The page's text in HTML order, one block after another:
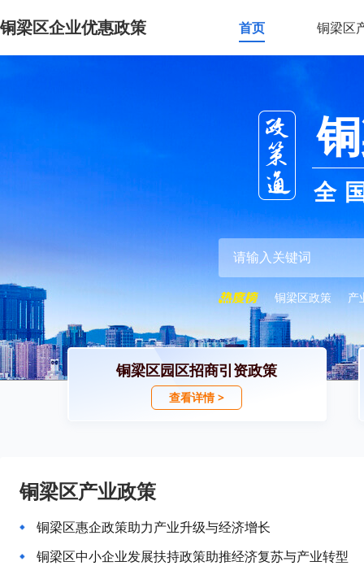
铜梁区企业优惠政策 首页 铜梁区
全
铜梁区政策 产
铜梁区园区招商引资政策
查看详情 >
铜梁区产业政策
铜梁区惠企政策助力产业升级与经济增长
铜梁区中小企业发展扶持政策助推经济复苏与产业转型